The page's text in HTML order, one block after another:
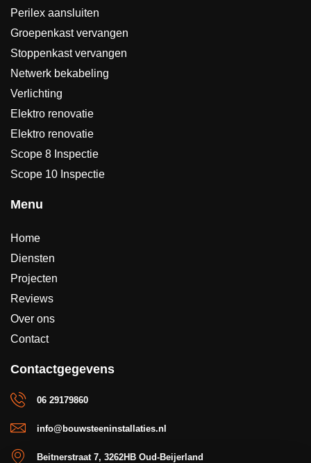
Perilex aansluiten
Groepenkast vervangen
Stoppenkast vervangen
Netwerk bekabeling
Verlichting
Elektro renovatie
Elektro renovatie
Scope 8 Inspectie
Scope 10 Inspectie
Menu
Home
Diensten
Projecten
Reviews
Over ons
Contact
Contactgegevens
06 29179860
info@bouwsteeninstallaties.nl
Beitnerstraat 7, 3262HB Oud-Beijerland